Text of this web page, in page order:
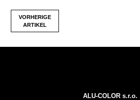
VORHERIGE
ARTIKEL
ALU-COLOR s.r.o.